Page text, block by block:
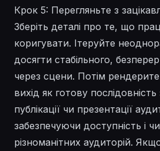
Крок 5: Перегляньте з
Зберіть деталі про те, що
коригувати. Ітеруйте
досягти стабільного,
через сцени. Потім рендерите
вихід як готову послідовність
публікації чи презентації
забезпечуючи доступність і
різноманітних аудиторій.